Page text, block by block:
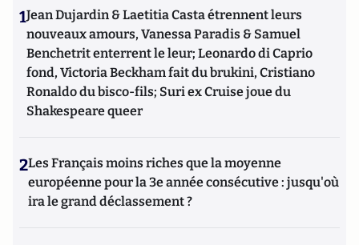
1Jean Dujardin & Laetitia Casta étrennent leurs
nouveaux amours, Vanessa Paradis & Samuel
Benchetrit enterrent le leur; Leonardo di Caprio
fond, Victoria Beckham fait du brukini, Cristiano
Ronaldo du bisco-fils; Suri ex Cruise joue du
Shakespeare queer
2Les Français moins riches que la moyenne
européenne pour la 3e année consécutive : jusqu'où
ira le grand déclassement ?